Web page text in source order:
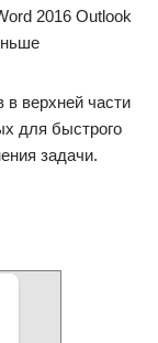
2016 Outlook
верхней части
для быстрого
задачи.